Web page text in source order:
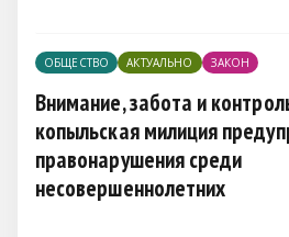
предупреждения
правонарушений”
ОБЩЕСТВО АКТУАЛЬНО ЗАКОН
Внимание, забота и
копыльская милиция
правонарушения среди
несовершеннолетних